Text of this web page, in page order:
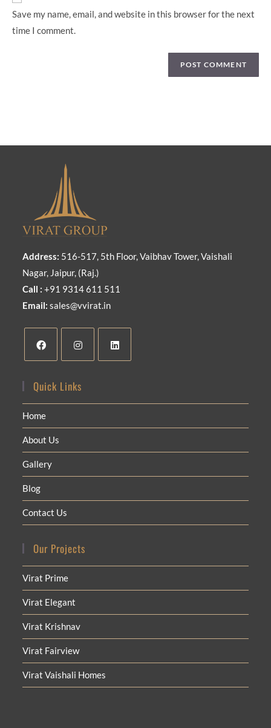
Save my name, email, and website in this browser for the next
time I comment.
Address: 516-517, 5th Floor, Vaibhav Tower, Vaishali
Nagar, Jaipur, (Raj.)
Call :+91 9314 611 511
Email: sales@vvirat.in
Quick Links
Home
About Us
Gallery
Blog
Contact Us
Our Projects
Virat Prime
Virat Elegant
Virat Krishnav
Virat Fairview
Virat Vaishali Homes